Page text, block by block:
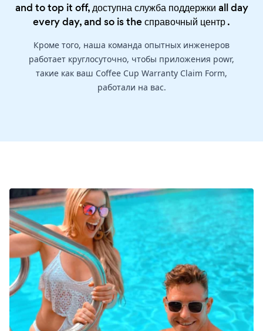
and to top it off, доступна служба поддержки all day
every day, and so is theсправочный центр.
Кроме того, наша команда опытных инженеров
работает круглосуточно, чтобы приложения powr,
такие как ваш Coffee Cup Warranty Claim Form,
работали на вас.